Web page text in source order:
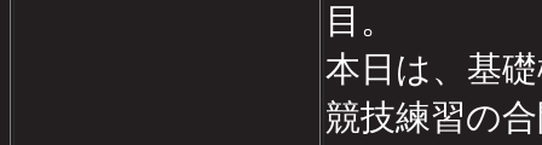
目。
本日は、基
競技練習の